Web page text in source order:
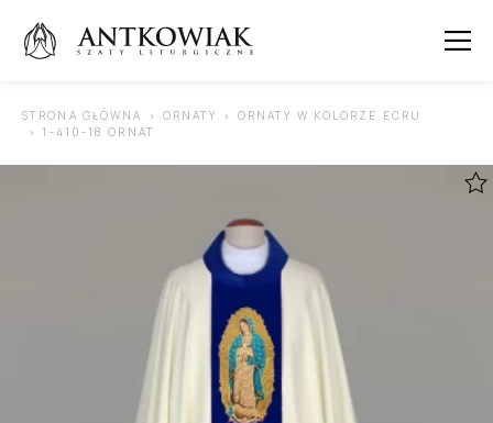
SUBMENU (KAPY )
STRONA GŁÓWNA ORNATY
ORNATY W KOLORZE ECRU
1-410-18 ORNAT